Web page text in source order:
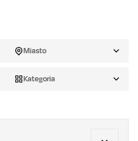
Miasto
Kategoria